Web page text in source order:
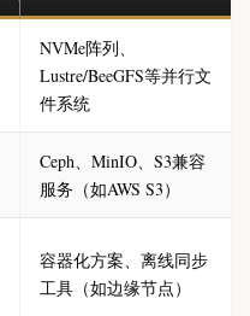
NVMe阵列、
Lustre/BeeGFS等并行文
件系统
Ceph、MinIO、S3兼容
服务（如AWS S3）
容器化方案、离线同步
工具（如边缘节点）